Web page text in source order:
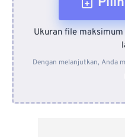
Dari
Dari
Ukuran file maksimum
Dengan melanjutkan, Anda